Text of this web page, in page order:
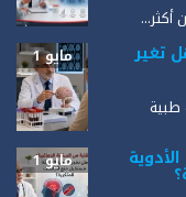
أكثر...
تغير
مايو 1
طبية
مايو 1